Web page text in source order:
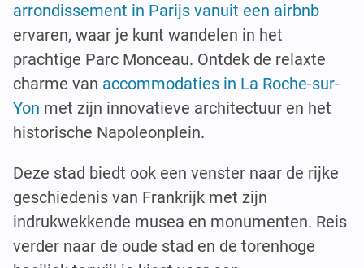
arrondissement in Parijs vanuit een airbnb
ervaren, waar je kunt wandelen in het
prachtige Parc Monceau. Ontdek de relaxte
charme van accommodaties in La Roche-sur-
Yon met zijn innovatieve architectuur en het
historische Napoleonplein.
Deze stad biedt ook een venster naar de rijke
geschiedenis van Frankrijk met zijn
indrukwekkende musea en monumenten. Reis
verder naar de oude stad en de torenhoge